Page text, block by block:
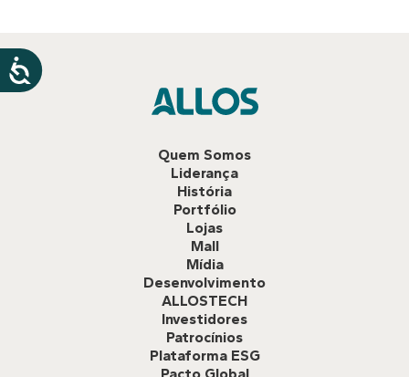
Quem Somos
Liderança
História
Portfólio
Lojas
Mall
Mídia
Desenvolvimento
ALLOSTECH
Investidores
Patrocínios
Plataforma ESG